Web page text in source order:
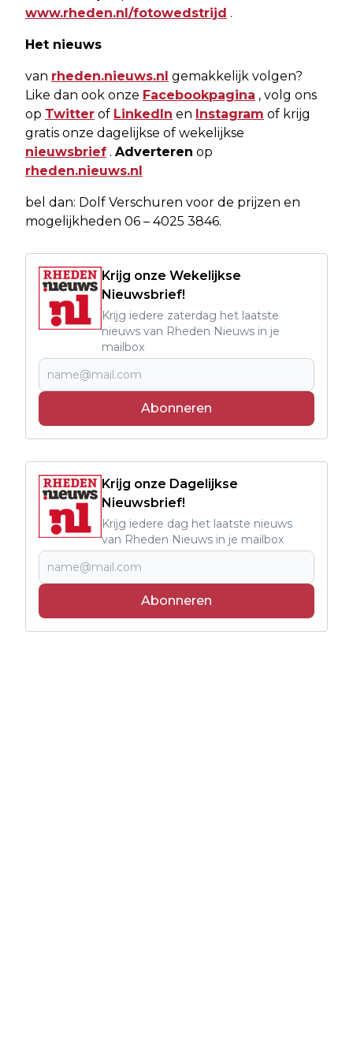
www.rheden.nl/fotowedstrijd .
Het nieuws
van rheden.nieuws.nl gemakkelijk volgen?
Like dan ook onze Facebookpagina , volg ons
op Twitter of LinkedIn en Instagram of krijg
gratis onze dagelijkse of wekelijkse
nieuwsbrief . Adverteren op
rheden.nieuws.nl
bel dan: Dolf Verschuren voor de prijzen en
mogelijkheden 06 – 4025 3846.
Krijg onze Wekelijkse
Nieuwsbrief!
Krijg iedere zaterdag het laatste
nieuws van Rheden Nieuws in je
mailbox
Abonneren
Krijg onze Dagelijkse
Nieuwsbrief!
Krijg iedere dag het laatste nieuws
van Rheden Nieuws in je mailbox
Abonneren